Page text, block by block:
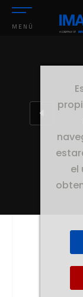
MENÚ
el